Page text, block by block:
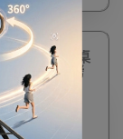
能露營烤肉桌
| 桌子燒烤
大使用- (煙